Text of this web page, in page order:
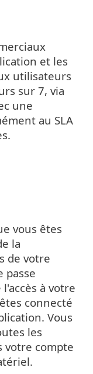
et les
utilisateurs
sur 7, via
une
au SLA
vous êtes
la
de votre
passe
à votre
connecté
Vous
les
votre compte